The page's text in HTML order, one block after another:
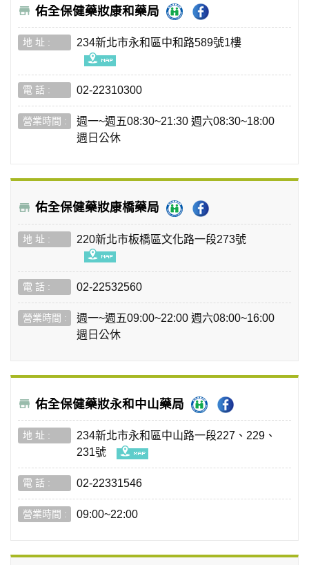
佑全保健藥妝康和藥局
234新北市永和區中和路589號1樓
02-22310300
週一~週五08:30~21:30 週六08:30~18:00
週日公休
佑全保健藥妝康橋藥局
220新北市板橋區文化路一段273號
02-22532560
週一~週五09:00~22:00 週六08:00~16:00
週日公休
佑全保健藥妝永和中山藥局
234新北市永和區中山路一段227、229、
231號
02-22331546
09:00~22:00